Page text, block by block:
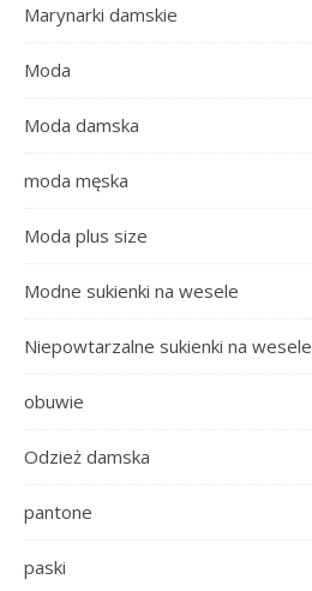
Marynarki damskie
Moda
Moda damska
moda męska
Moda plus size
Modne sukienki na wesele
Niepowtarzalne sukienki na wesele
obuwie
Odzież damska
pantone
paski